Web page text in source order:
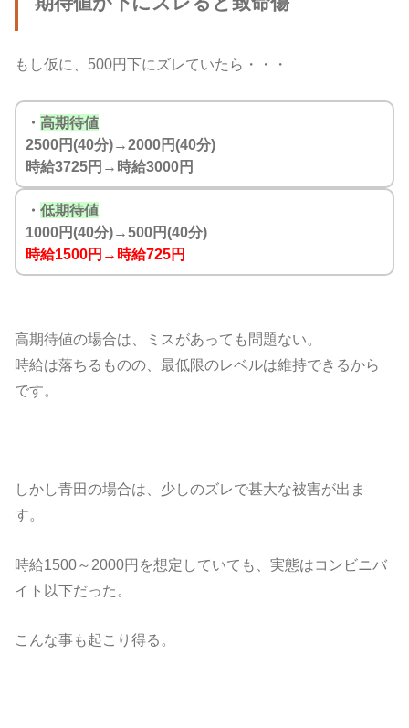
もし仮に、500円下にズレていたら・・・
・高期待値
2500円(40分)→2000円(40分)
時給3725円→時給3000円
・低期待値
1000円(40分)→500円(40分)
時給1500円→時給725円
高期待値の場合は、ミスがあっても問題ない。
時給は落ちるものの、最低限のレベルは維持できるから
です。
しかし青田の場合は、少しのズレで甚大な被害が出ま
す。
時給1500～2000円を想定していても、実態はコンビニバ
イト以下だった。
こんな事も起こり得る。